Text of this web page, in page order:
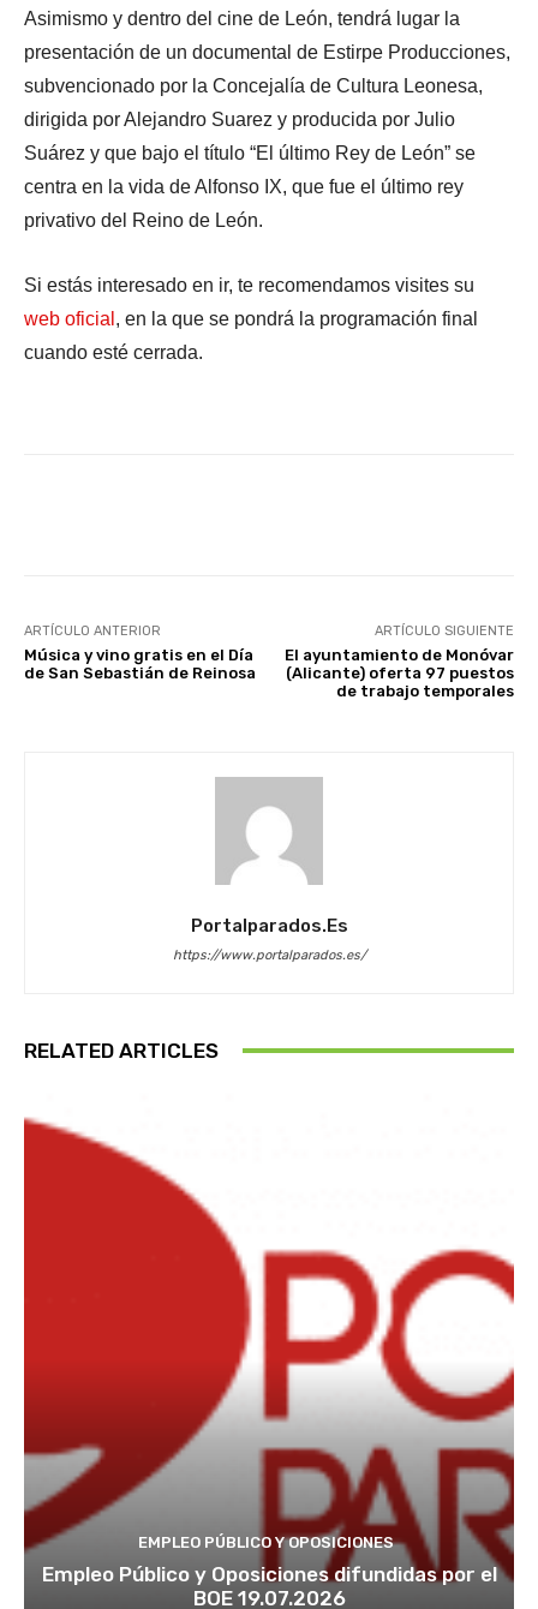
Asimismo y dentro del cine de León, tendrá lugar la
presentación de un documental de Estirpe Producciones,
subvencionado por la Concejalía de Cultura Leonesa,
dirigida por Alejandro Suarez y producida por Julio
Suárez y que bajo el título “El último Rey de León” se
centra en la vida de Alfonso IX, que fue el último rey
privativo del Reino de León.
Si estás interesado en ir, te recomendamos visites su
web oficial , en la que se pondrá la programación final
cuando esté cerrada.
ARTÍCULO ANTERIOR
Música y vino gratis en el Día
de San Sebastián de Reinosa
ARTÍCULO SIGUIENTE
El ayuntamiento de Monóvar
(Alicante) oferta 97 puestos
de trabajo temporales
Portalparados.es
https://www.portalparados.es/
RELATED ARTICLES
EMPLEO PÚBLICO Y OPOSICIONES
Empleo Público y Oposiciones difundidas por el
BOE 19.07.2026